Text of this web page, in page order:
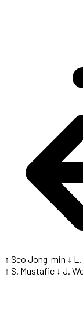
↑ Seo Jong-min ↓
↑ S. Mustafic ↓ J.